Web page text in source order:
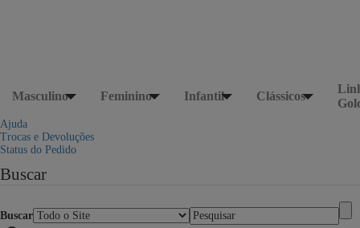
Masculino Feminino Infantil Clássicos
Ajuda
Trocas e Devoluções
Status do Pedido
Buscar
Buscar